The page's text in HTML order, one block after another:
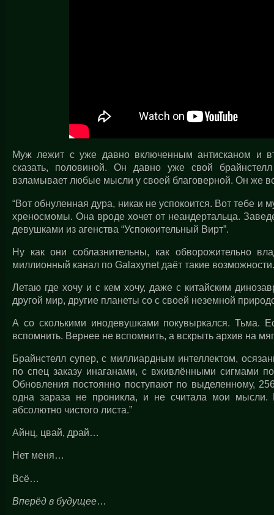
Муж лежит с уже давно включенным антисканом и
сказать, половиной. Он давно уже свой
взламывает любые мысли у своей благоверной. Он же
“Вот обнуленная дура, никак не успокоится. Вот тебе и
хреносмомы. Она вроде хочет от неандертальца.
девушками из агенства “Успокоительный Вирт”.
Ну как они соблазнительны, как обворожительно
миллионный канал по Galaxynet даёт такие
Летаю где хочу и с кем хочу, даже с китайским
другой мир, другие планеты со с своей неземной
А со сколькими инодевушками покувыркался. Тьма.
вспомнить. Вернее не вспомнить, а вскрыть архив на
Брайнстелл супер, с миллиардным интеллектом,
по спец заказу инаганами, с вживлёнными сигмами
Обновления постоянно поступают по выделенному,
одна зараза не проникла, и не считала мои
абсолютно чистого листа.”
Айнц, цвай, драй…
Нет меня…
Всё…
Вперёд в будущее…